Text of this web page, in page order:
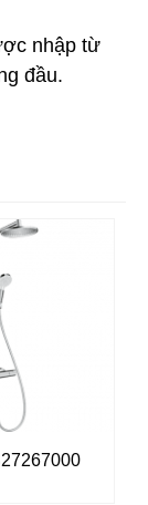
nhập từ
đầu.